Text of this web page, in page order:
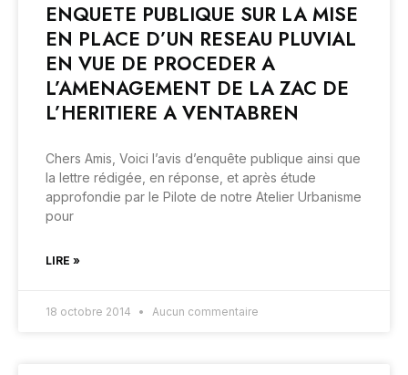
ENQUETE PUBLIQUE SUR LA MISE
EN PLACE D’UN RESEAU PLUVIAL
EN VUE DE PROCEDER A
L’AMENAGEMENT DE LA ZAC DE
L’HERITIERE A VENTABREN
Chers Amis, Voici l’avis d’enquête publique ainsi que
la lettre rédigée, en réponse, et après étude
approfondie par le Pilote de notre Atelier Urbanisme
pour
LIRE »
18 octobre 2014 Aucun commentaire